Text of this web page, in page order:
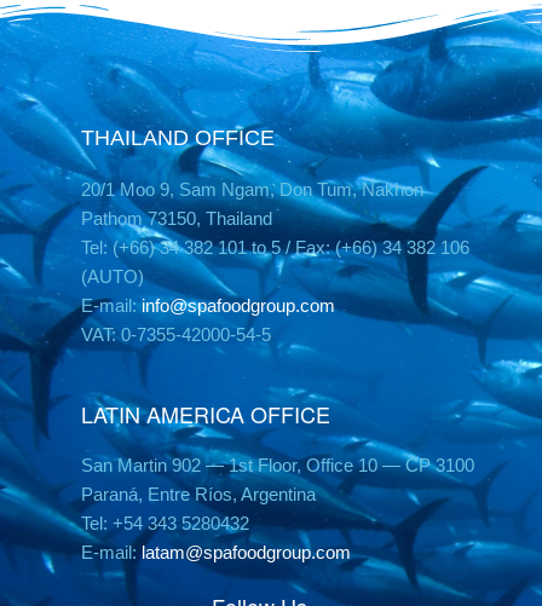
THAILAND OFFICE
20/1 Moo 9, Sam Ngam, Don Tum, Nakhon
Pathom 73150, Thailand
Tel: (+66) 34 382 101 to 5 / Fax: (+66) 34 382 106
(AUTO)
E-mail: info@spafoodgroup.com
VAT: 0-7355-42000-54-5
LATIN AMERICA OFFICE
San Martin 902 — 1st Floor, Office 10 — CP 3100
Paraná, Entre Ríos, Argentina
Tel: +54 343 5280432
E-mail:latam@spafoodgroup.com